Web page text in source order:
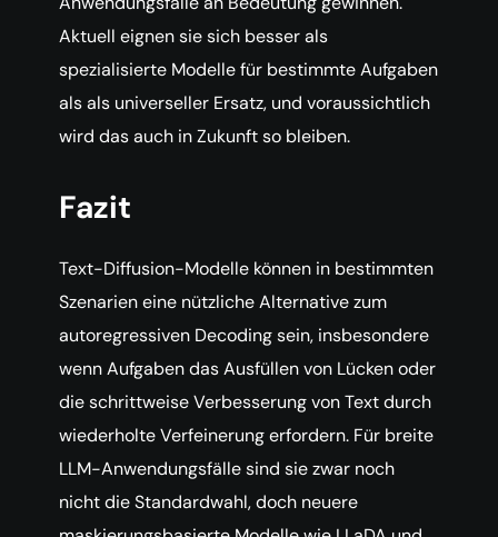
Aktuell eignen sie sich besser als
spezialisierte Modelle für bestimmte Aufgaben
als als universeller Ersatz, und voraussichtlich
wird das auch in Zukunft so bleiben.
Fazit
Text-Diffusion-Modelle können in bestimmten
Szenarien eine nützliche Alternative zum
autoregressiven Decoding sein, insbesondere
wenn Aufgaben das Ausfüllen von Lücken oder
die schrittweise Verbesserung von Text durch
wiederholte Verfeinerung erfordern. Für breite
LLM-Anwendungsfälle sind sie zwar noch
nicht die Standardwahl, doch neuere